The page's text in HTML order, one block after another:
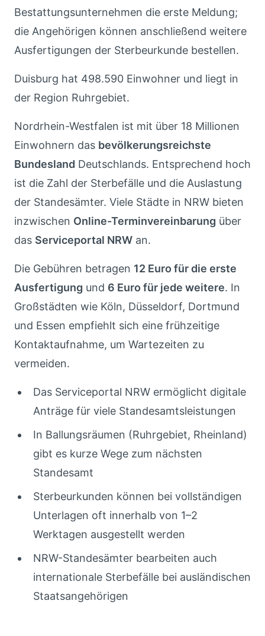
Bestattungsunternehmen die erste Meldung;
die Angehörigen können anschließend weitere
Ausfertigungen der Sterbeurkunde bestellen.
Duisburg hat 498.590 Einwohner und liegt in
der Region Ruhrgebiet.
Nordrhein-Westfalen ist mit über 18 Millionen
Einwohnern das bevölkerungsreichste
Bundesland Deutschlands. Entsprechend hoch
ist die Zahl der Sterbefälle und die Auslastung
der Standesämter. Viele Städte in NRW bieten
inzwischen Online-Terminvereinbarung über
das Serviceportal NRWan.
Die Gebühren betragen 12 Euro für die erste
Ausfertigung und 6 Euro für jede weitere. In
Großstädten wie Köln, Düsseldorf, Dortmund
und Essen empfiehlt sich eine frühzeitige
Kontaktaufnahme, um Wartezeiten zu
vermeiden.
Das Serviceportal NRW ermöglicht digitale
Anträge für viele Standesamtsleistungen
In Ballungsräumen (Ruhrgebiet, Rheinland)
gibt es kurze Wege zum nächsten
Standesamt
Sterbeurkunden können bei vollständigen
Unterlagen oft innerhalb von 1–2
Werktagen ausgestellt werden
NRW-Standesämter bearbeiten auch
internationale Sterbefälle bei ausländischen
Staatsangehörigen